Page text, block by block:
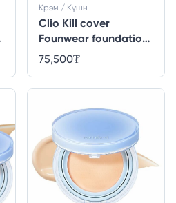
Clio Kill cover
Founwear foundation
the original 23n
ginger
Крэм / Күшн
75,500₮